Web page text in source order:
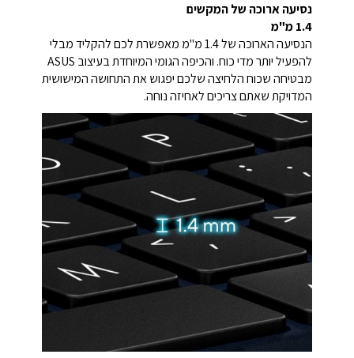
נסיעה ארוכה של המקשים
1.4 מ"מ
הנסיעה הארוכה של 1.4 מ"מ מאפשרת לכם להקליד מבלי
להפעיל יותר מדי כוח. והכיפה הגומי המיוחדת בעיצוב ASUS
מבטיחה שכוח הלחיצה שלכם יפגוש את התחושה המישושית
המדויקת שאתם צריכים לאחיזה נוחה.